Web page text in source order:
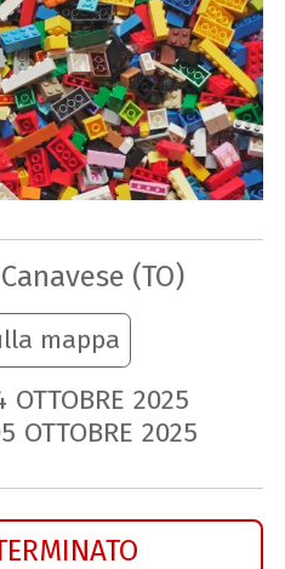
(TO)
mappa
OTTOBRE 2025
OTTOBRE 2025